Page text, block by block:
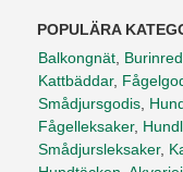
POPULÄRA
Balkongnät,
Kattbäddar,
Smådjursgodis,
Fågelleksaker,
Smådjursleksaker,